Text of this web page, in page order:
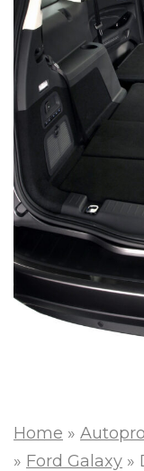
Home »
» Ford Galaxy »